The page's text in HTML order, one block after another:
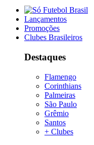
Lançamentos
Promoções
Clubes Brasileiros
Destaques
Flamengo
Corinthians
Palmeiras
São Paulo
Grêmio
Santos
+ Clubes